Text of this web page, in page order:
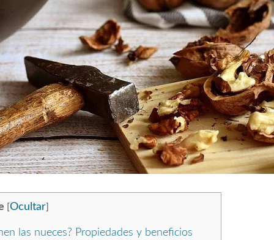
[Ocultar]
las nueces? Propiedades y beneficios